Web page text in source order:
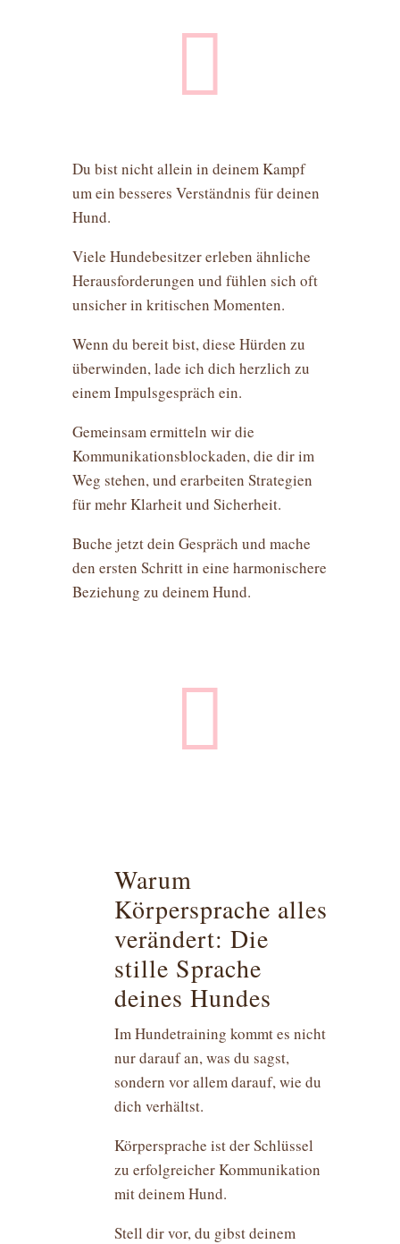

Du bist nicht allein in deinem Kampf
um ein besseres Verständnis für deinen
Hund.
Viele Hundebesitzer erleben ähnliche
Herausforderungen und fühlen sich oft
unsicher in kritischen Momenten.
Wenn du bereit bist, diese Hürden zu
überwinden, lade ich dich herzlich zu
einem Impulsgespräch ein.
Gemeinsam ermitteln wir die
Kommunikationsblockaden, die dir im
Weg stehen, und erarbeiten Strategien
für mehr Klarheit und Sicherheit.
Buche jetzt dein Gespräch und mache
den ersten Schritt in eine harmonischere
Beziehung zu deinem Hund.

Warum
Körpersprache alles
verändert: Die
stille Sprache
deines Hundes
Im Hundetraining kommt es nicht
nur darauf an, was du sagst,
sondern vor allem darauf, wie du
dich verhältst.
Körpersprache ist der Schlüssel
zu erfolgreicher Kommunikation
mit deinem Hund.
Stell dir vor, du gibst deinem